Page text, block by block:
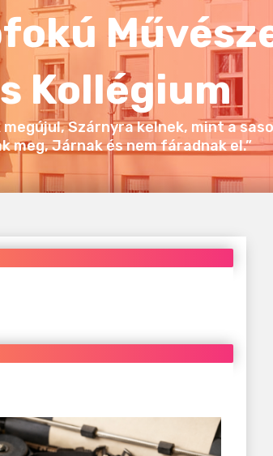
Kollégium
Szárnyra kelnek, mint a
meg, Járnak és nem fáradnak el.”